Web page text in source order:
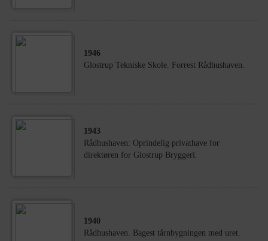
1946
Glostrup Tekniske Skole. Forrest Rådhushaven.
1943
Rådhushaven: Oprindelig privathave for
direktøren for Glostrup Bryggeri.
1940
Rådhushaven. Bagest tårnbygningen med uret.